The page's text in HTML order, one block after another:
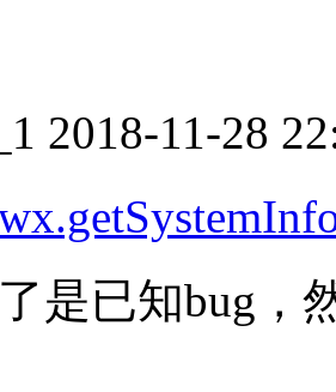
2018-11-28
是已知bug，